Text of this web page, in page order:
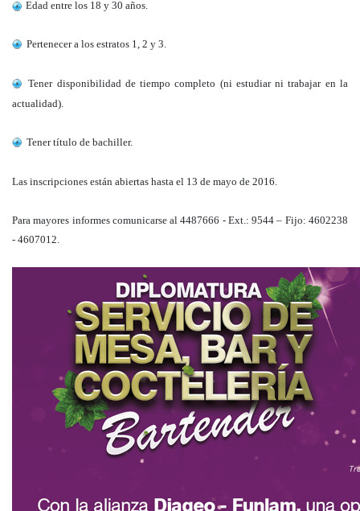
Edad entre los 18 y 30 años.
Pertenecer a los estratos 1, 2 y 3.
Tener disponibilidad de tiempo completo (ni estudiar ni trabajar en la
actualidad).
Tener título de bachiller.
Las inscripciones están abiertas hasta el 13 de mayo de 2016.
Para mayores informes comunicarse al 4487666 - Ext.: 9544 – Fijo: 4602238
- 4607012.